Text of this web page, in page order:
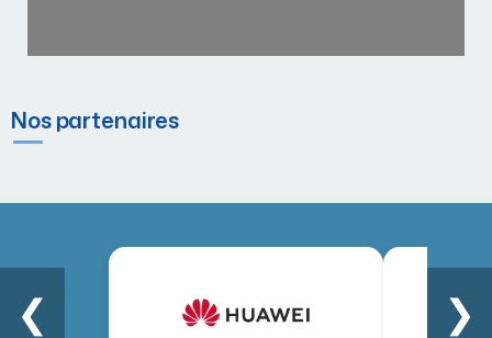
Nos partenaires
❮ ❯